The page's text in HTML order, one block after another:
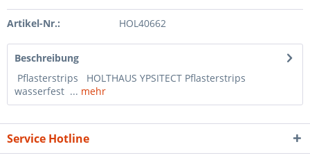
Artikel-Nr.: HOL40662
Beschreibung
Pflasterstrips HOLTHAUS YPSITECT Pflasterstrips
wasserfest ... mehr
Service Hotline